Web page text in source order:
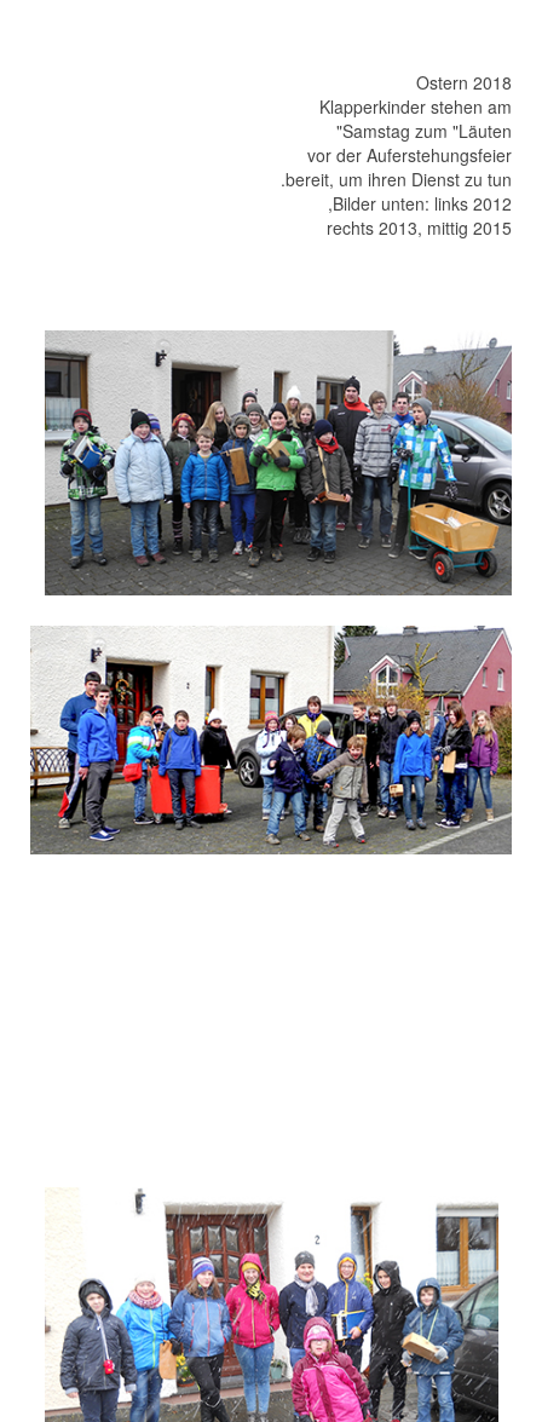
Ostern 2018
Klapperkinder stehen am
Samstag zum "Läuten"
vor der Auferstehungsfeier
bereit, um ihren Dienst zu tun.
Bilder unten: links 2012,
rechts 2013, mittig 2015